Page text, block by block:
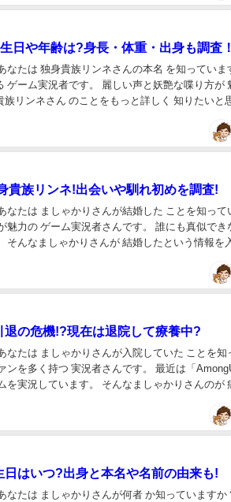
日や年齢は?身長・体重・出身も調査！
い声と妖艶な喋り方が 魅力でフ
貴族リンネ!出会いや馴れ初めを調査!
退の危機!?現在は退院して療養中?
なましゃかりさんのが 病気で入
日はいつ?出身と本名や名前の由来も!